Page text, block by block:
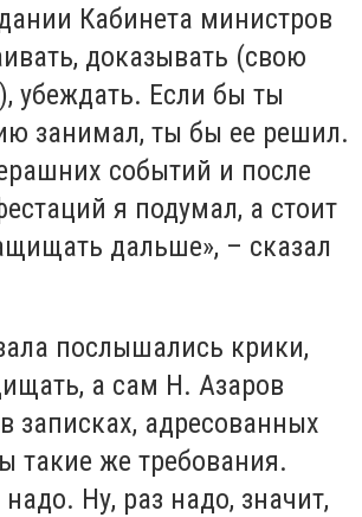
Кабинета министров
доказывать (свою
убеждать. Если бы ты
занимал, ты бы ее решил.
событий и после
я подумал, а стоит
дальше», – сказал
послышались крики,
а сам Н. Азаров
записках, адресованных
такие же требования.
надо. Ну, раз надо, значит,